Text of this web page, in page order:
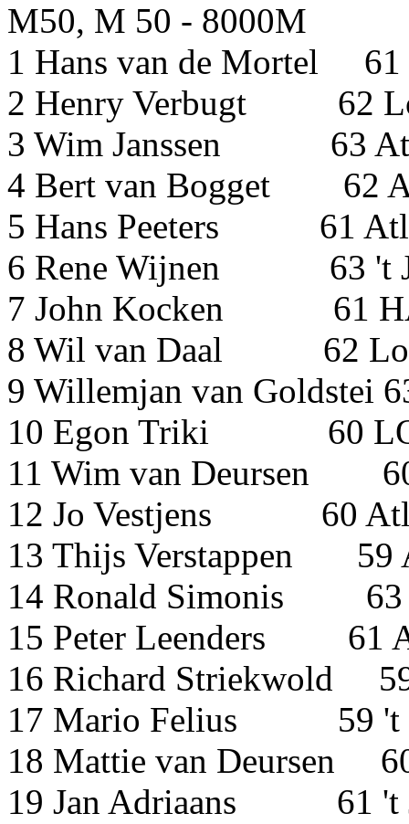
M50, M 50 - 8000M
1 Hans van de Mortel
2 Henry Verbugt 62
3 Wim Janssen 63
4 Bert van Bogget 62
5 Hans Peeters 61
6 Rene Wijnen 63 't
7 John Kocken
8 Wil van Daal 62
9 Willemjan van
10 Egon Triki
11 Wim van
12 Jo Vestjens 60
13 Thijs Verstappen
14 Ronald
15 Peter
16 Richard Striekwold
17 Mario Felius 59 't
18 Mattie van
19 Jan Adriaans 61 't